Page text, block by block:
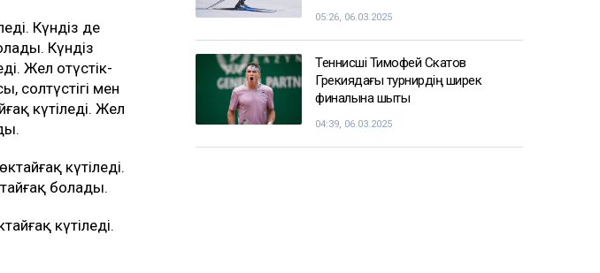
Күндіз де
Күндіз
Жел оңтүстік-
солтүстігі мен
күтіледі. Жел
күтіледі.
болады.
күтіледі.
05:26, 06.03.2025
Теннисші Тимофей Скатов
Грекиядағы турнирдің ширек
финалына шықты
04:39, 06.03.2025